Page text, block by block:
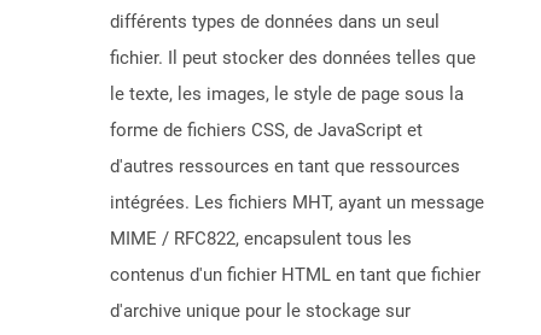
différents types de données dans un seul
fichier. Il peut stocker des données telles que
le texte, les images, le style de page sous la
forme de fichiers CSS, de JavaScript et
d'autres ressources en tant que ressources
intégrées. Les fichiers MHT, ayant un message
MIME / RFC822, encapsulent tous les
contenus d'un fichier HTML en tant que fichier
d'archive unique pour le stockage sur